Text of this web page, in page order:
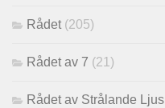
Rådet (205)
Rådet av 7 (21)
Rådet av Strålande Ljus